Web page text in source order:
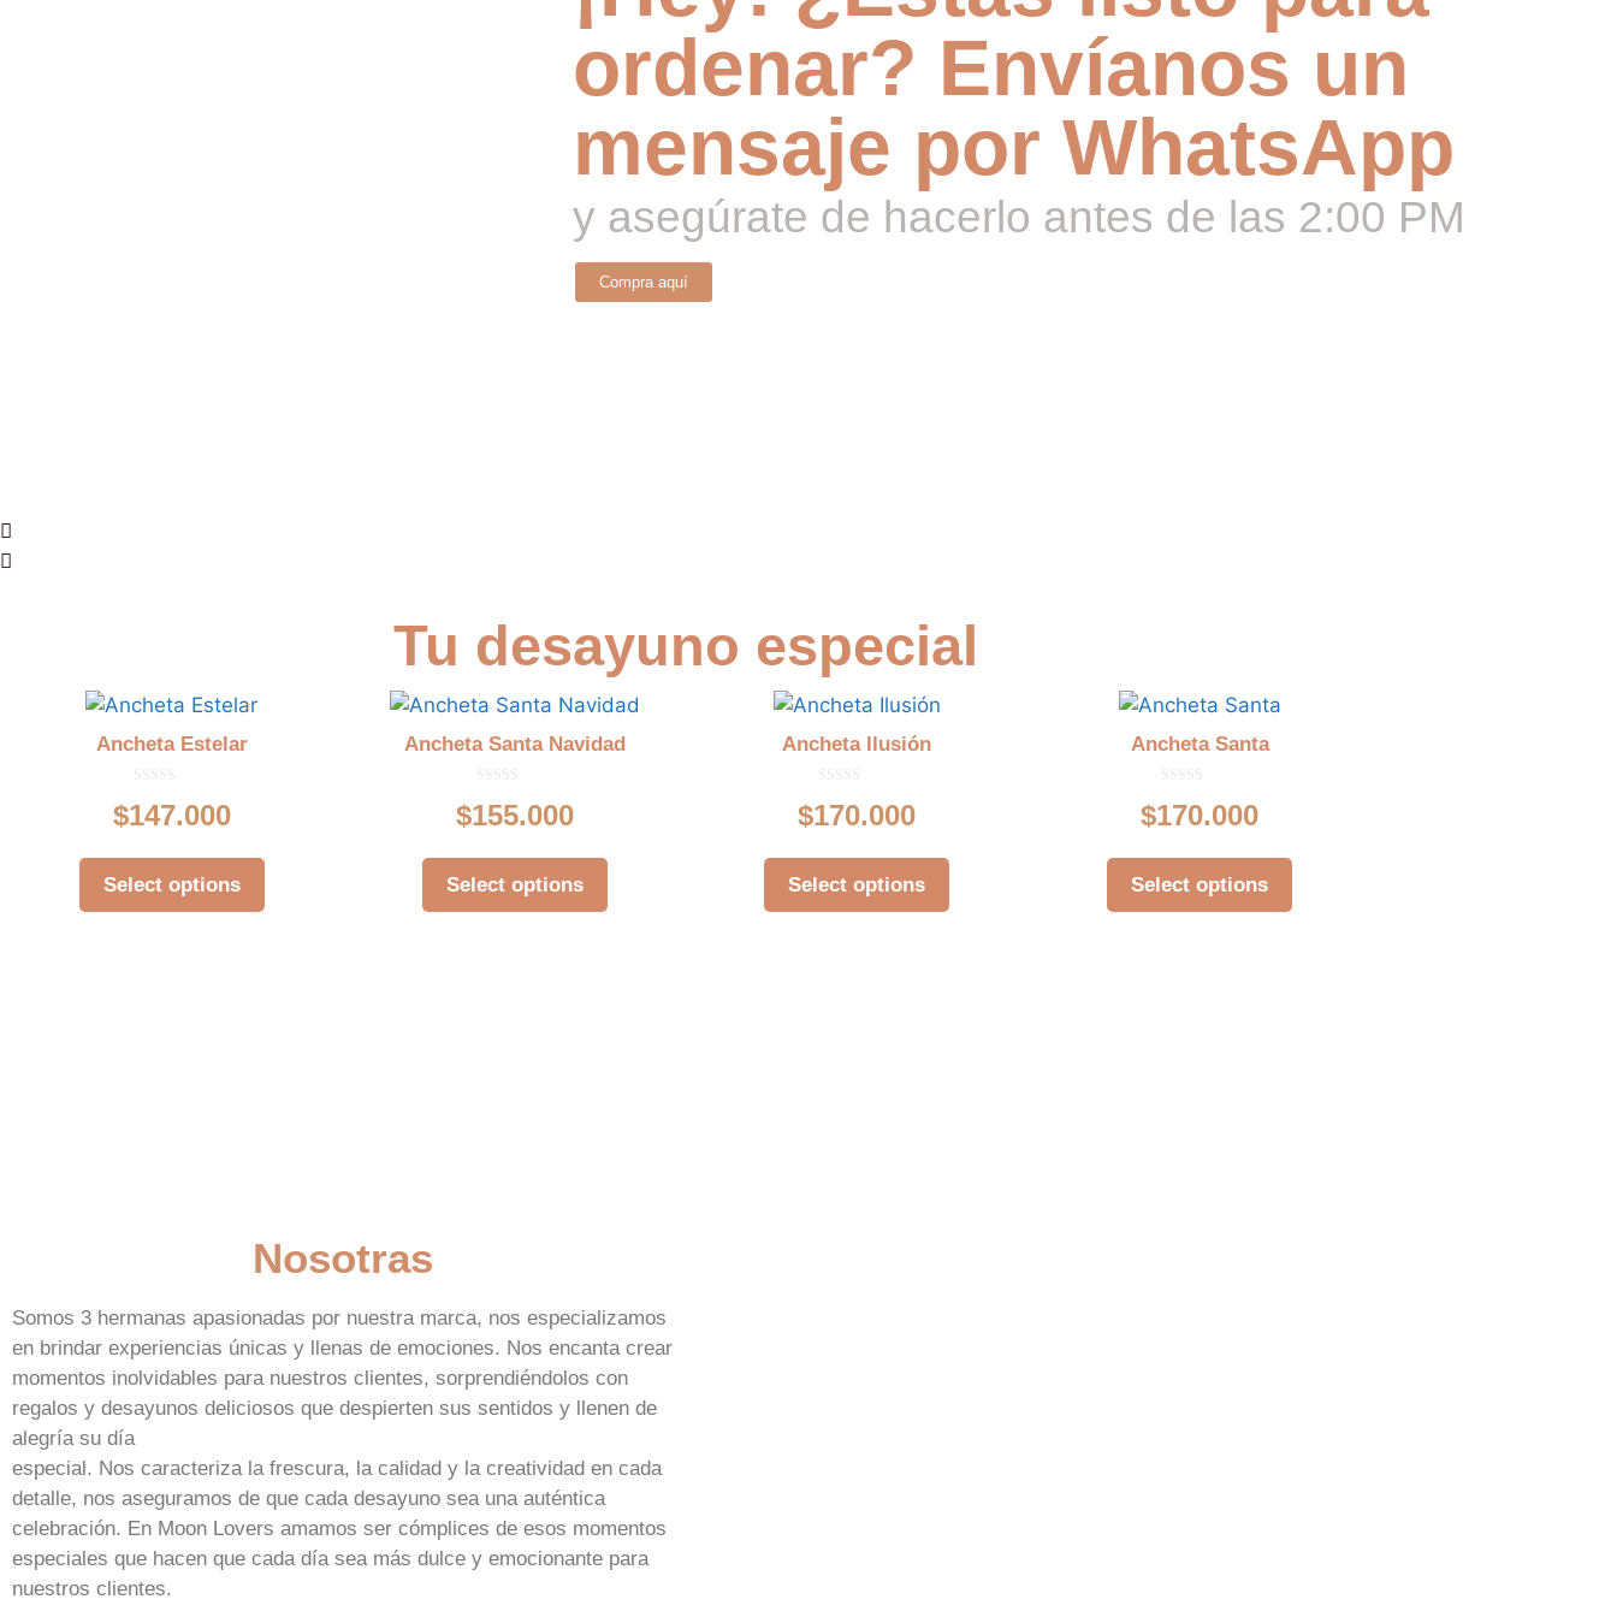
ordenar? Envíanos un
mensaje por WhatsApp
y asegúrate de hacerlo antes de las 2:00 PM
Compra aquí
Tu desayuno especial
Ancheta Estelar
d
e
$147.000
Select options
Ancheta Santa Navidad
d
e
$155.000
Select options
Ancheta Ilusión
d
e
$170.000
Select options
Ancheta Santa
d
e
$170.000
Select options
Nosotras
Somos 3 hermanas apasionadas por nuestra marca, nos especializamos
en brindar experiencias únicas y llenas de emociones. Nos encanta crear
momentos inolvidables para nuestros clientes, sorprendiéndolos con
regalos y desayunos deliciosos que despierten sus sentidos y llenen de
alegría su día
especial. Nos caracteriza la frescura, la calidad y la creatividad en cada
detalle, nos aseguramos de que cada desayuno sea una auténtica
celebración. En Moon Lovers amamos ser cómplices de esos momentos
especiales que hacen que cada día sea más dulce y emocionante para
nuestros clientes.